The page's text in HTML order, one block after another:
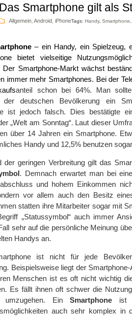
Das Smartphone gilt als
Tags: Handy, Smartphone
Allgemein Android iPhone
– ein Handy, ein Spielzeug,
bietet vielseitige
Der Smartphone-Markt wächst
immer mehr Smartphones. Bei der
anteil schon bei 64%. Man
der deutschen Bevölkerung ein
ist jedoch falsch. Dies bestätigte
„Welt am Sonntag“. Laut dieser
über 14 Jahren ein Smartphone.
Handy und 12,5% benutzen
der geringen Verbreitung gilt das
. Demnach erwartet man bei
und hohem Einkommen
vor allem auch den Besitz
statten ihre Mitarbeiter sogar mit
„Statussymbol“ auch immer
sehr auf die persönliche Meinung
Handys an.
ist nicht für jede
Beispielsweise liegt der
Menschen ist es oft nicht wichtig
Es fällt ihnen oft schwer die
umzugehen. EinSmartphone ist
auch sehr komplex in